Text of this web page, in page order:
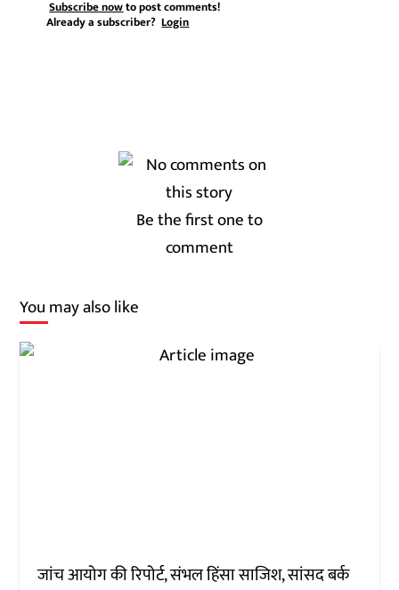
Subscribe nowto post comments!
Already a subscriber?Login
Be the first one to
comment
You may also like
जांच आयोग की रिपोर्ट, संभल हिंसा साजिश, सांसद बर्क